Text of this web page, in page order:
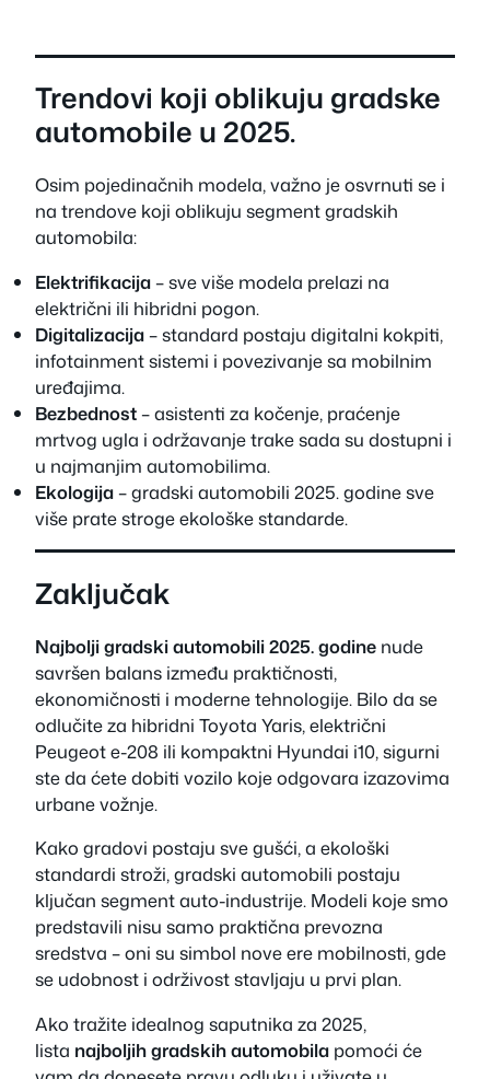
Trendovi koji oblikuju gradske
automobile u 2025.
Osim pojedinačnih modela, važno je osvrnuti se i
na trendove koji oblikuju segment gradskih
automobila:
Elektrifikacija– sve više modela prelazi na
električni ili hibridni pogon.
Digitalizacija– standard postaju digitalni kokpiti,
infotainment sistemi i povezivanje sa mobilnim
uređajima.
Bezbednost– asistenti za kočenje, praćenje
mrtvog ugla i održavanje trake sada su dostupni i
u najmanjim automobilima.
Ekologija– gradski automobili 2025. godine sve
više prate stroge ekološke standarde.
Zaključak
Najbolji gradski automobili 2025. godine nude
savršen balans između praktičnosti,
ekonomičnosti i moderne tehnologije. Bilo da se
odlučite za hibridni Toyota Yaris, električni
Peugeot e-208 ili kompaktni Hyundai i10, sigurni
ste da ćete dobiti vozilo koje odgovara izazovima
urbane vožnje.
Kako gradovi postaju sve gušći, a ekološki
standardi stroži, gradski automobili postaju
ključan segment auto-industrije. Modeli koje smo
predstavili nisu samo praktična prevozna
sredstva – oni su simbol nove ere mobilnosti, gde
se udobnost i održivost stavljaju u prvi plan.
Ako tražite idealnog saputnika za 2025,
lista najboljih gradskih automobila pomoći će